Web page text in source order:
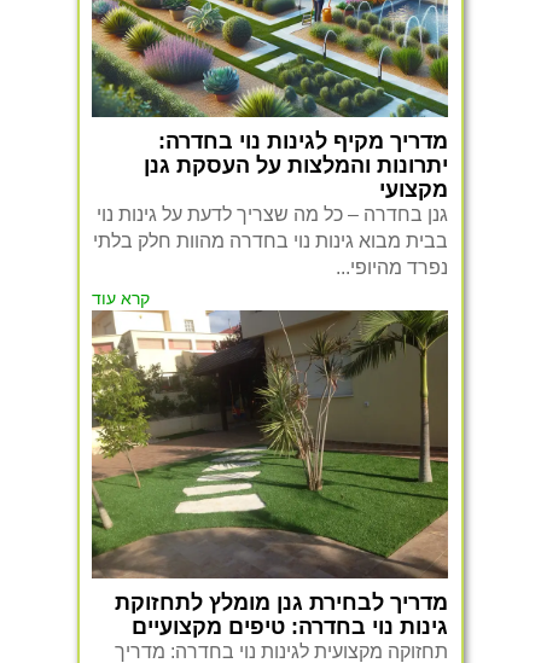
מדריך מקיף לגינות נוי בחדרה:
יתרונות והמלצות על העסקת גנן
מקצועי
גנן בחדרה – כל מה שצריך לדעת על גינות נוי
בבית מבוא גינות נוי בחדרה מהוות חלק בלתי
נפרד מהיופי...
קרא עוד
מדריך לבחירת גנן מומלץ לתחזוקת
גינות נוי בחדרה: טיפים מקצועיים
תחזוקה מקצועית לגינות נוי בחדרה: מדריך